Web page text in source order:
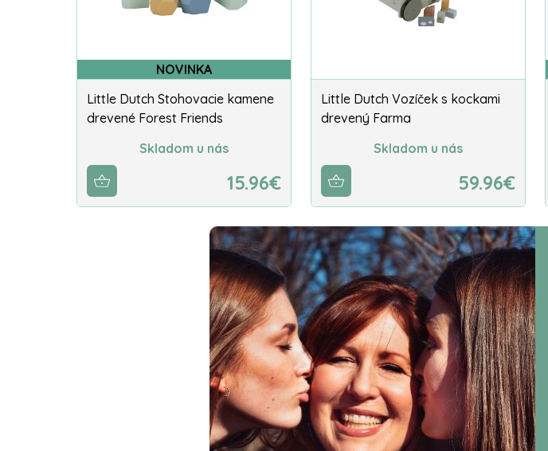
NOVINKA
Little Dutch Stohovacie kamene
drevené Forest Friends
Skladom u nás
15.96€
Little Dutch Vozíček s kockami
drevený Farma
Skladom u nás
59.96€